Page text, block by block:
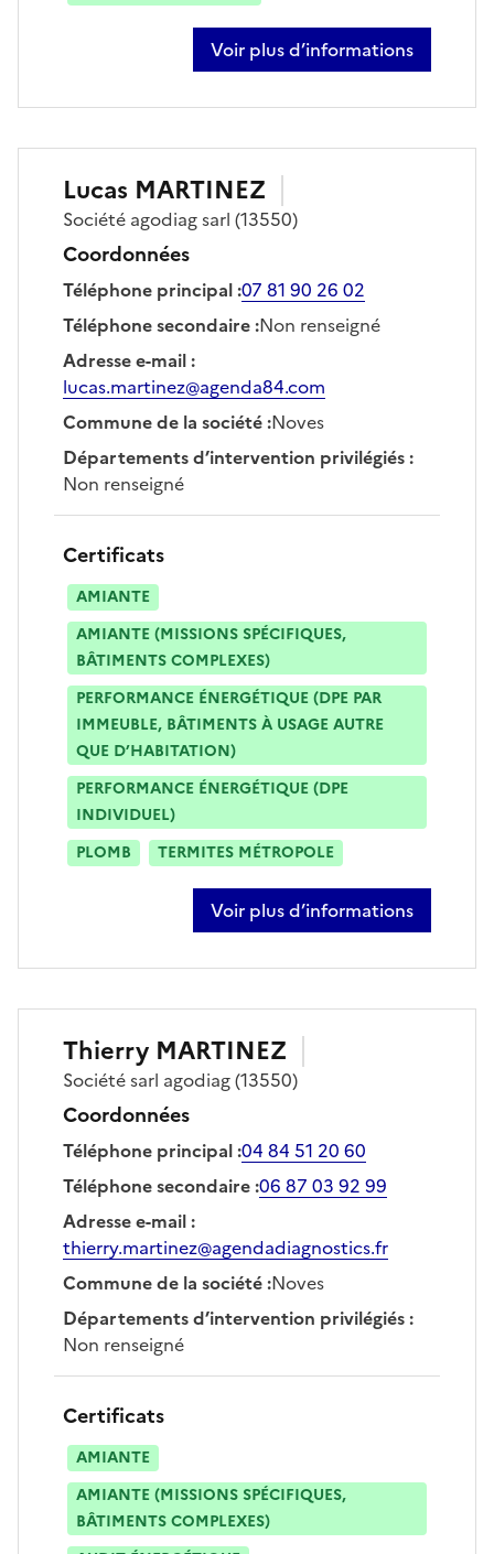
Voir plus d’informations
sur arnault buon
Lucas MARTINEZ
Société agodiag sarl (13550)
Coordonnées
Téléphone principal:07 81 90 26 02
Téléphone secondaire:Non renseigné
Adresse e-mail:
lucas.martinez@agenda84.com
Commune de la société:Noves
Départements d’intervention privilégiés:
Non renseigné
Certificats
AMIANTE
AMIANTE (MISSIONS SPÉCIFIQUES,
BÂTIMENTS COMPLEXES)
PERFORMANCE ÉNERGÉTIQUE (DPE PAR
IMMEUBLE, BÂTIMENTS À USAGE AUTRE
QUE D’HABITATION)
PERFORMANCE ÉNERGÉTIQUE (DPE
INDIVIDUEL)
PLOMB
TERMITES MÉTROPOLE
Voir plus d’informations
sur lucas martinez
Thierry MARTINEZ
Sociétésarl agodiag(13550)
Coordonnées
Téléphone principal:04 84 51 20 60
Téléphone secondaire:06 87 03 92 99
Adresse e-mail:
thierry.martinez@agendadiagnostics.fr
Commune de la société:Noves
Départements d’intervention privilégiés:
Non renseigné
Certificats
AMIANTE
AMIANTE (MISSIONS SPÉCIFIQUES,
BÂTIMENTS COMPLEXES)